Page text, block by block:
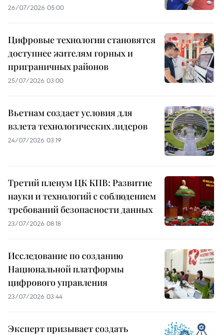
26/07/2026 05:00
Цифровые технологии становятся
доступнее жителям горных и
приграничных районов
25/07/2026 03:00
Вьетнам создает условия для
взлета технологических лидеров
24/07/2026 03:19
Третий пленум ЦК КПВ: Развитие
науки и технологий с соблюдением
требований безопасности данных
23/07/2026 08:18
Исследование по созданию
Национальной платформы
цифрового управления
23/07/2026 03:44
Эксперт призывает создать